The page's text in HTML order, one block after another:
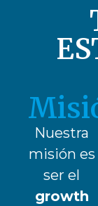
Nuestra
misión es
ser el
growth